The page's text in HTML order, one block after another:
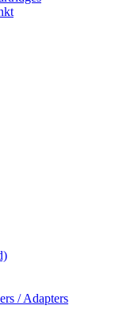
/ Adapters